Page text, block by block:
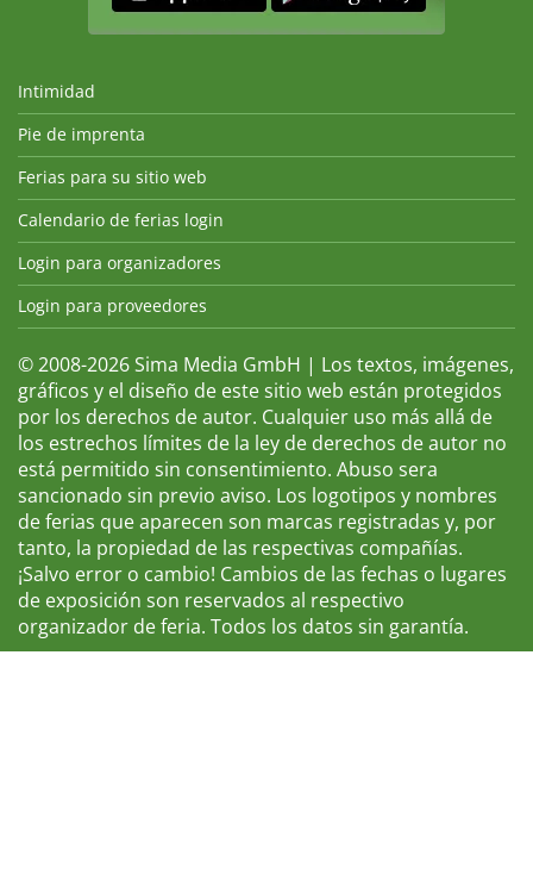
Intimidad
Pie de imprenta
Ferias para su sitio web
Calendario de ferias login
Login para organizadores
Login para proveedores
© 2008-2026 Sima Media GmbH | Los textos, imágenes,
gráficos y el diseño de este sitio web están protegidos
por los derechos de autor. Cualquier uso más allá de
los estrechos límites de la ley de derechos de autor no
está permitido sin consentimiento. Abuso sera
sancionado sin previo aviso. Los logotipos y nombres
de ferias que aparecen son marcas registradas y, por
tanto, la propiedad de las respectivas compañías.
¡Salvo error o cambio! Cambios de las fechas o lugares
de exposición son reservados al respectivo
organizador de feria. Todos los datos sin garantía.